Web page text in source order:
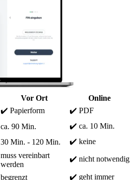
Vor Ort
Online
✔️ Papierform
✔️ PDF
ca. 90 Min.
✔️ ca. 10 Min.
30 Min. - 120 Min. ✔️ keine
muss vereinbart
werden
✔️ nicht notwendig
begrenzt ✔️ geht immer